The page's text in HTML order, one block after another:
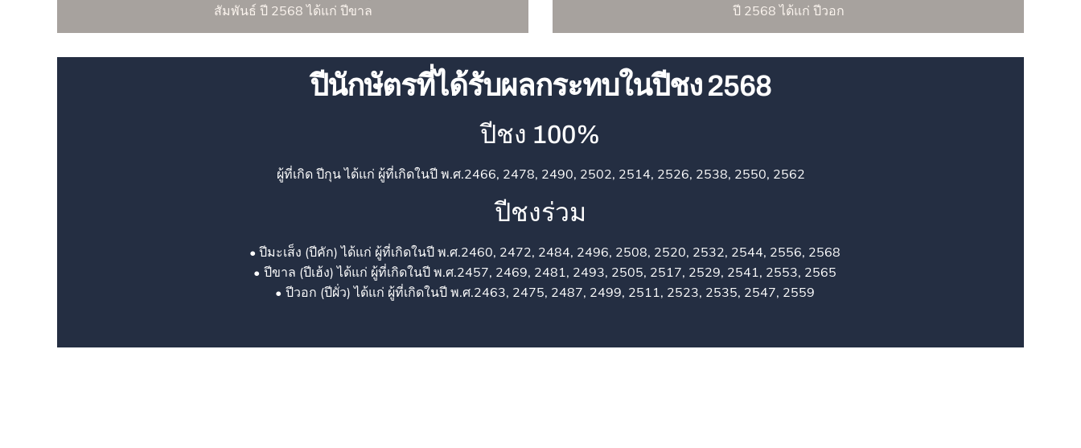
สัมพันธ์ ปี 2568 ได้แก่ ปีขาล
ปี 2568 ได้แก่ ปีวอก
ปีนักษัตรที่ได้รับผลกระทบในปีชง 2568
ปีชง 100%
ผู้ที่เกิด ปีกุน ได้แก่ ผู้ที่เกิดในปี พ.ศ.2466, 2478, 2490, 2502, 2514, 2526, 2538, 2550, 2562
ปีชงร่วม
ปีมะเส็ง (ปีคัก) ได้แก่ ผู้ที่เกิดในปี พ.ศ.2460, 2472, 2484, 2496, 2508, 2520, 2532, 2544, 2556, 2568
ปีขาล (ปีเฮ้ง) ได้แก่ ผู้ที่เกิดในปี พ.ศ.2457, 2469, 2481, 2493, 2505, 2517, 2529, 2541, 2553, 2565
ปีวอก (ปีผั่ว) ได้แก่ ผู้ที่เกิดในปี พ.ศ.2463, 2475, 2487, 2499, 2511, 2523, 2535, 2547, 2559